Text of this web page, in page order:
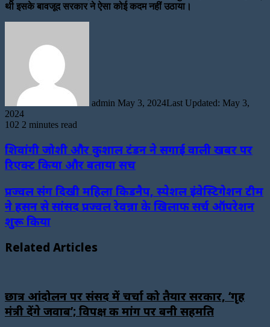
थी इसके बावजूद सरकार ने ऐसा कोई कदम नहीं उठाया।
admin May 3, 2024Last Updated: May 3,
2024
102 2 minutes read
शिवांगी जोशी और कुशाल टंडन ने सगाई वाली खबर पर
रिएक्ट किया और बताया सच
प्रज्वल संग दिखी महिला किडनैप, स्पेशल इंवेस्टिगेशन टीम
ने हसन से सांसद प्रज्वल रेवन्ना के खिलाफ सर्च ऑपरेशन
शुरू किया
Related Articles
छात्र आंदोलन पर संसद में चर्चा को तैयार सरकार, ‘गृह
मंत्री देंगे जवाब’; विपक्ष की मांग पर बनी सहमति